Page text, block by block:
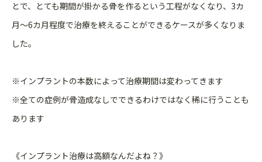
とで、とても期間が掛かる骨を作るという工程がなくなり、3カ
月〜6カ月程度で治療を終えることができるケースが多くなりま
した。
※インプラントの本数によって治療期間は変わってきます
※全ての症例が骨造成なしでできるわけではなく稀に行うことも
あります
《インプラント治療は高額なんだよね？》